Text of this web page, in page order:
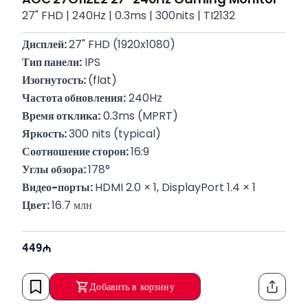
27" FHD | 240Hz | 0.3ms | 300nits | TI2132
Дисплей: 27" FHD (1920x1080)
Тип панели: IPS
Изогнутость: (flat)
Частота обновления: 240Hz
Время отклика: 0.3ms (MPRT)
Яркость: 300 nits (typical)
Соотношение сторон: 16:9
Углы обзора: 178°
Видео-порты: HDMI 2.0 × 1, DisplayPort 1.4 × 1
Цвет: 16.7 млн
Гарантия:
449
Добавить в корзину